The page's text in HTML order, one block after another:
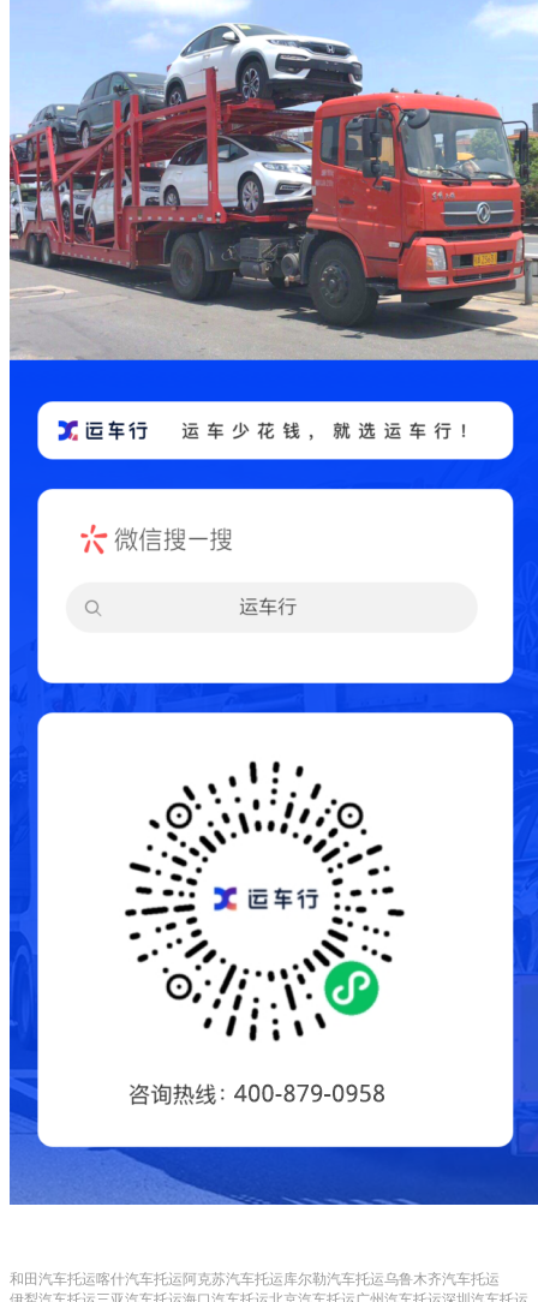
和田汽车托运喀什汽车托运阿克苏汽车托运库尔勒汽车托运乌鲁木齐汽车托运